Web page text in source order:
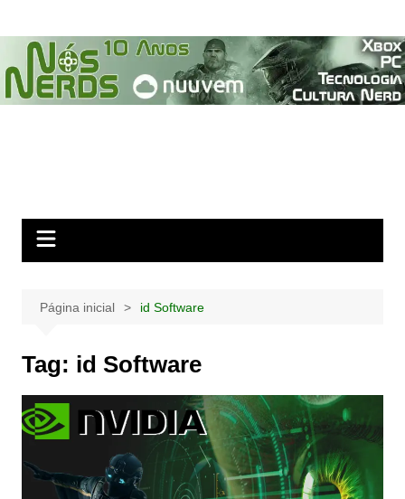
para
conteúdo
Página inicial id Software
Tag: id Software